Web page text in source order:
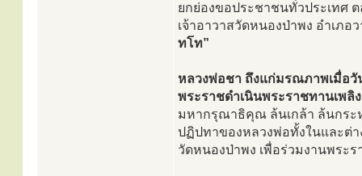
ยกย่องขอประชาชนทั่วประเทศ
เจ้าอาวาสวัดหนองป่าพง อำเภ
ทโท”
หลวงพ่อชา ถึงแก่มรณภาพเมื่อวั
พระราชดำเนินพระราชทานเพลิ
มหากรุณาธิคุณ ล้นเกล้า ล้นกระ
ปฏิปทาของหลวงพ่อทั้งในและต่า
วัดหนองป่าพง เพื่อร่วมงานพระ